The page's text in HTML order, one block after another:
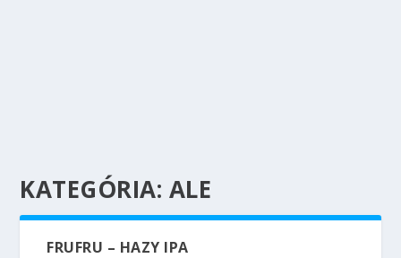
KATEGÓRIA: ALE
FRUFRU – HAZY IPA